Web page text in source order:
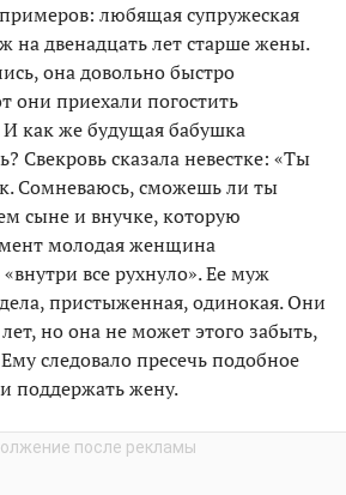
любящая супружеская
на двенадцать лет старше жены.
она довольно быстро
они приехали погостить
как же будущая бабушка
Свекровь сказала невестке: «Ты
Сомневаюсь, сможешь ли ты
сыне и внучке, которую
молодая женщина
все рухнуло». Ее муж
пристыженная, одинокая. Они
но она не может этого забыть,
следовало пресечь подобное
поддержать жену.